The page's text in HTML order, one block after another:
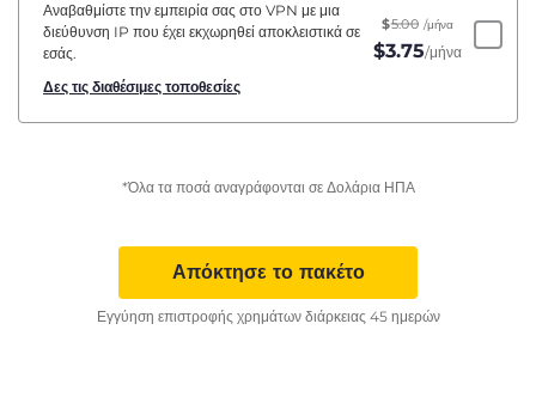
Αναβαθμίστε την εμπειρία σας στο VPN με μια
διεύθυνση IP που έχει εκχωρηθεί αποκλειστικά σε
εσάς.
Δες τις διαθέσιμες τοποθεσίες
$5.00 /μήνα
$3.75/μήνα
*Όλα τα ποσά αναγράφονται σε Δολάρια ΗΠΑ
Απόκτησε το πακέτο
Εγγύηση επιστροφής χρημάτων διάρκειας 45 ημερών